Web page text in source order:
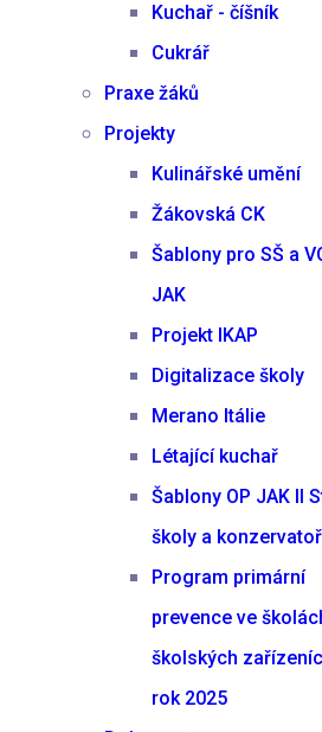
Kuchař - číšník
Cukrář
Praxe žáků
Projekty
Kulinářské umění
Žákovská CK
Šablony pro SŠ a
JAK
Projekt IKAP
Digitalizace školy
Merano Itálie
Létající kuchař
Šablony OP JAK II
školy a
Program primární
prevence ve
školských
rok 2025